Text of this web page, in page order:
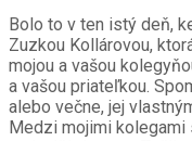
Bolo to v ten istý deň,
Zuzkou Kollárovou,
mojou a vašou
a vašou priateľkou.
alebo večne, jej
Medzi mojimi kolegami